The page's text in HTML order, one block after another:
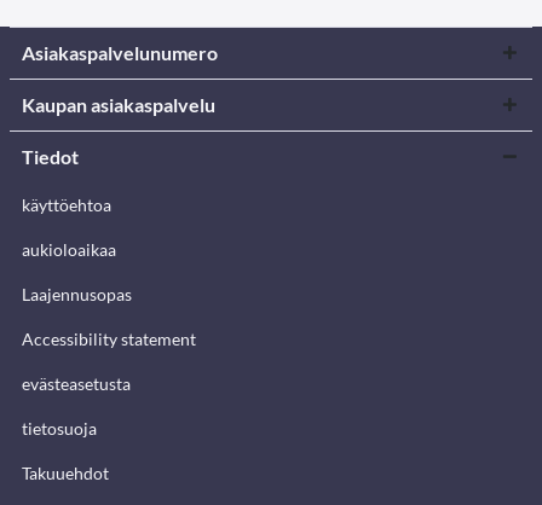
Asiakaspalvelunumero
Kaupan asiakaspalvelu
Tiedot
käyttöehtoa
aukioloaikaa
Laajennusopas
Accessibility statement
evästeasetusta
tietosuoja
Takuuehdot